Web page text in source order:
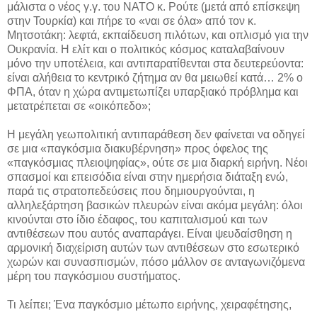
μάλιστα ο νέος γ.γ. του ΝΑΤΟ κ. Ρούτε (μετά από επίσκεψη
στην Τουρκία) και πήρε το «ναι σε όλα» από τον κ.
Μητσοτάκη: λεφτά, εκπαίδευση πιλότων, και οπλισμό για την
Ουκρανία. Η ελίτ και ο πολιτικός κόσμος καταλαβαίνουν
μόνο την υποτέλεια, και αντιπαρατίθενται στα δευτερεύοντα:
είναι αλήθεια το κεντρικό ζήτημα αν θα μειωθεί κατά… 2% ο
ΦΠΑ, όταν η χώρα αντιμετωπίζει υπαρξιακό πρόβλημα και
μετατρέπεται σε «οικόπεδο»;
Η μεγάλη γεωπολιτική αντιπαράθεση δεν φαίνεται να οδηγεί
σε μια «παγκόσμια διακυβέρνηση» προς όφελος της
«παγκόσμιας πλειοψηφίας», ούτε σε μια διαρκή ειρήνη. Νέοι
σπασμοί και επεισόδια είναι στην ημερήσια διάταξη ενώ,
παρά τις στρατοπεδεύσεις που δημιουργούνται, η
αλληλεξάρτηση βασικών πλευρών είναι ακόμα μεγάλη: όλοι
κινούνται στο ίδιο έδαφος, του καπιταλισμού και των
αντιθέσεων που αυτός αναπαράγει. Είναι ψευδαίσθηση η
αρμονική διαχείριση αυτών των αντιθέσεων στο εσωτερικό
χωρών και συνασπισμών, πόσο μάλλον σε ανταγωνιζόμενα
μέρη του παγκόσμιου συστήματος.
Τι λείπει; Ένα παγκόσμιο μέτωπο ειρήνης, χειραφέτησης,